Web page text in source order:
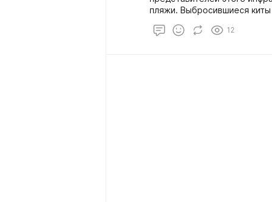
пляжи. Выбросившиеся
веса. Ежегодно на берег
12